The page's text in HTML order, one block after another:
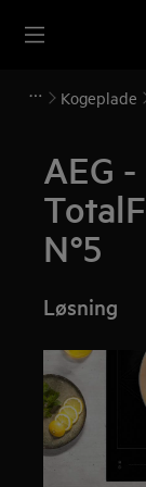
Kogeplade
AEG
N°5
Løsning